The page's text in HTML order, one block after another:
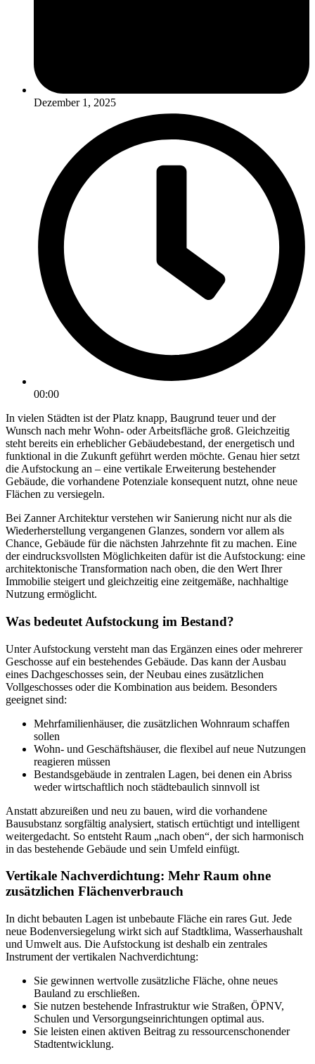
Dezember 1, 2025
00:00
In vielen Städten ist der Platz knapp, Baugrund teuer und der
Wunsch nach mehr Wohn- oder Arbeitsfläche groß. Gleichzeitig
steht bereits ein erheblicher Gebäudebestand, der energetisch und
funktional in die Zukunft geführt werden möchte. Genau hier setzt
die Aufstockung an – eine vertikale Erweiterung bestehender
Gebäude, die vorhandene Potenziale konsequent nutzt, ohne neue
Flächen zu versiegeln.
Bei Zanner Architektur verstehen wir Sanierung nicht nur als die
Wiederherstellung vergangenen Glanzes, sondern vor allem als
Chance, Gebäude für die nächsten Jahrzehnte fit zu machen. Eine
der eindrucksvollsten Möglichkeiten dafür ist die Aufstockung: eine
architektonische Transformation nach oben, die den Wert Ihrer
Immobilie steigert und gleichzeitig eine zeitgemäße, nachhaltige
Nutzung ermöglicht.
Was bedeutet Aufstockung im Bestand?
Unter Aufstockung versteht man das Ergänzen eines oder mehrerer
Geschosse auf ein bestehendes Gebäude. Das kann der Ausbau
eines Dachgeschosses sein, der Neubau eines zusätzlichen
Vollgeschosses oder die Kombination aus beidem. Besonders
geeignet sind:
Mehrfamilienhäuser, die zusätzlichen Wohnraum schaffen
sollen
Wohn- und Geschäftshäuser, die flexibel auf neue Nutzungen
reagieren müssen
Bestandsgebäude in zentralen Lagen, bei denen ein Abriss
weder wirtschaftlich noch städtebaulich sinnvoll ist
Anstatt abzureißen und neu zu bauen, wird die vorhandene
Bausubstanz sorgfältig analysiert, statisch ertüchtigt und intelligent
weitergedacht. So entsteht Raum „nach oben“, der sich harmonisch
in das bestehende Gebäude und sein Umfeld einfügt.
Vertikale Nachverdichtung: Mehr Raum ohne
zusätzlichen Flächenverbrauch
In dicht bebauten Lagen ist unbebaute Fläche ein rares Gut. Jede
neue Bodenversiegelung wirkt sich auf Stadtklima, Wasserhaushalt
und Umwelt aus. Die Aufstockung ist deshalb ein zentrales
Instrument der vertikalen Nachverdichtung:
Sie gewinnen wertvolle zusätzliche Fläche, ohne neues
Bauland zu erschließen.
Sie nutzen bestehende Infrastruktur wie Straßen, ÖPNV,
Schulen und Versorgungseinrichtungen optimal aus.
Sie leisten einen aktiven Beitrag zu ressourcenschonender
Stadtentwicklung.